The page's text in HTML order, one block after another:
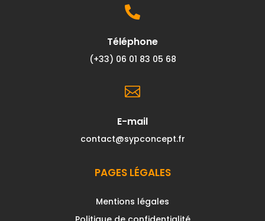

Téléphone
(+33) 06 01 83 05 68

E-mail
contact@sypconcept.fr
PAGES LÉGALES
Mentions légales